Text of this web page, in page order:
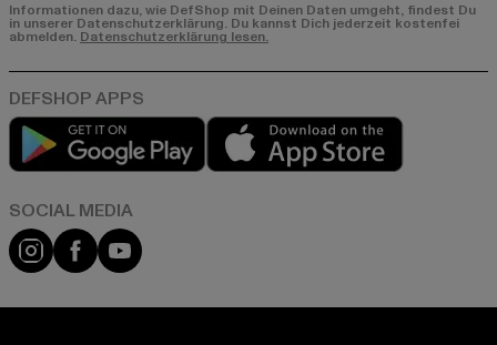
Informationen dazu, wie DefShop mit Deinen Daten umgeht, findest Du
in unserer Datenschutzerklärung. Du kannst Dich jederzeit kostenfei
abmelden. Datenschutzerklärung lesen.
Play market
Instagram
FacebookYouTube